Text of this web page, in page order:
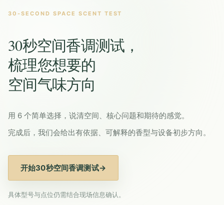
30-SECOND SPACE SCENT TEST
30秒空间香调测试，
梳理您想要的
空间气味方向
用 6 个简单选择，说清空间、核心问题和期待的感觉。
完成后，我们会给出有依据、可解释的香型与设备初步方向。
开始30秒空间香调测试→
具体型号与点位仍需结合现场信息确认。